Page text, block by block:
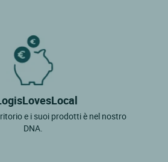
e i suoi prodotti è nel nostro
DNA.